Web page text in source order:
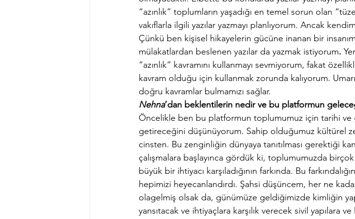
“azınlık” toplumların yaşadığı en temel sorun olan
vakıflarla ilgili yazılar yazmayı planlıyorum. Ancak
Çünkü ben kişisel hikayelerin gücüne inanan bir
mülakatlardan beslenen yazılar da yazmak istiyorum.
“azınlık” kavramını kullanmayı sevmiyorum, fakat
kavram olduğu için kullanmak zorunda kalıyorum.
doğru kavramlar bulmamızı sağlar.
Nehna’dan beklentilerin nedir ve bu platformun
Öncelikle ben bu platformun toplumumuz için tarihi
getireceğini düşünüyorum. Sahip olduğumuz kültürel
cinsten. Bu zenginliğin dünyaya tanıtılması gerektiği
çalışmalara başlayınca gördük ki, toplumumuzda
büyük bir ihtiyacı karşıladığının farkında. Bu
hepimizi heyecanlandırdı. Şahsi düşüncem, her ne
olagelmiş olsak da, günümüze geldiğimizde kimliğin
yansıtacak ve ihtiyaçlara karşılık verecek sivil yapılara